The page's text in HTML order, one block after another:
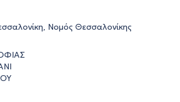
Νομός Θεσσαλονίκης